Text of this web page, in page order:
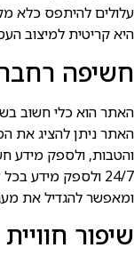
עלולים להיתפס כלא
היא קריטית למיצוב
חשיפה רחבה
האתר הוא כלי חשוב
האתר ניתן להציג את
והטבות, ולספק מידע
24/7 ולספק מידע
ומאפשר להגדיל את
שיפור